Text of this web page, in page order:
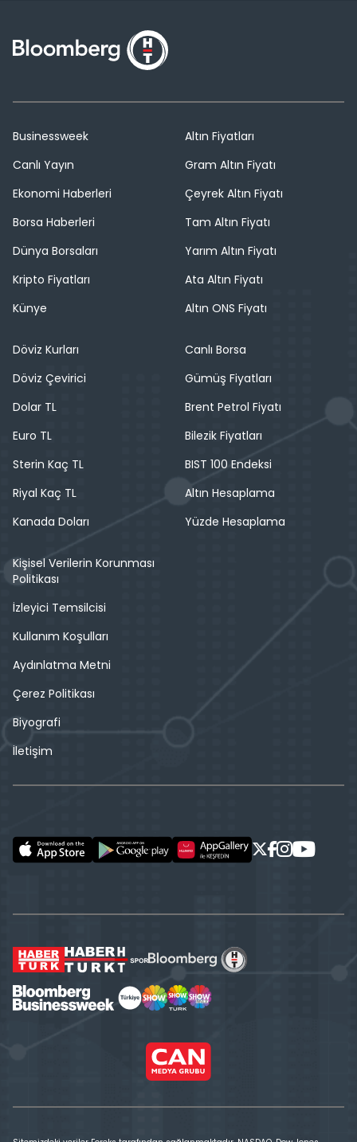
Businessweek
Canlı Yayın
Ekonomi Haberleri
Borsa Haberleri
Dünya Borsaları
Kripto Fiyatları
Künye
Altın Fiyatları
Gram Altın Fiyatı
Çeyrek Altın Fiyatı
Tam Altın Fiyatı
Yarım Altın Fiyatı
Ata Altın Fiyatı
Altın ONS Fiyatı
Döviz Kurları
Döviz Çevirici
Dolar TL
Euro TL
Sterin Kaç TL
Riyal Kaç TL
Kanada Doları
Canlı Borsa
Gümüş Fiyatları
Brent Petrol Fiyatı
Bilezik Fiyatları
BIST 100 Endeksi
Altın Hesaplama
Yüzde Hesaplama
Kişisel Verilerin Korunması
Politikası
İzleyici Temsilcisi
Kullanım Koşulları
Aydınlatma Metni
Çerez Politikası
Biyografi
İletişim